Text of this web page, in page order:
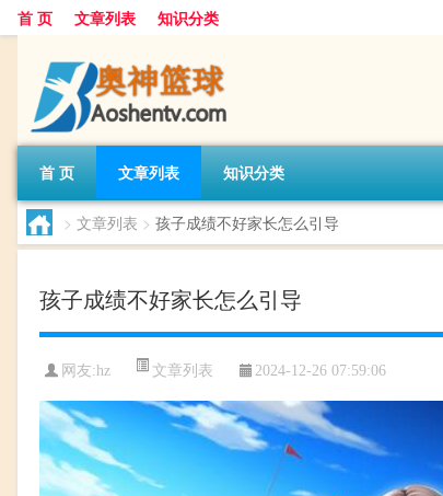
首 页 文章列表 知识分类
首 页 文章列表 知识分类
> 文章列表 > 孩子成绩不好家长怎么引导
孩子成绩不好家长怎么引导
网友:hz 文章列表 2024-12-26 07:59:06